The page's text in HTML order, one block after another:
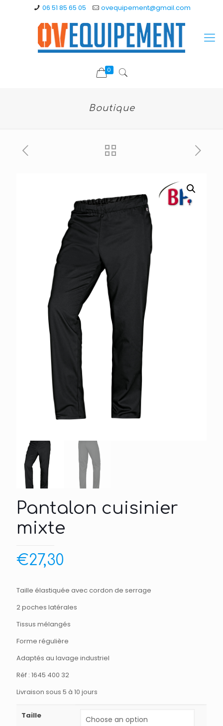
06 51 85 65 05 ovequipement@gmail.com
0
Boutique
Pantalon cuisinier
mixte
€27,30
Taille élastiquée avec cordon de serrage
2 poches latérales
Tissus mélangés
Forme régulière
Adaptés au lavage industriel
Réf : 1645 400 32
Livraison sous 5 à 10 jours
Taille